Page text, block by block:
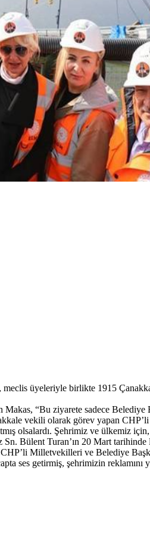
üyeleriyle birlikte 1915
“Bu ziyarete sadece
vekili olarak görev yapan
olsalardı. Şehrimiz ve ülkemiz
Bülent Turan’ın 20 Mart
Milletvekilleri ve Belediye
getirmiş, şehrimizin reklamını